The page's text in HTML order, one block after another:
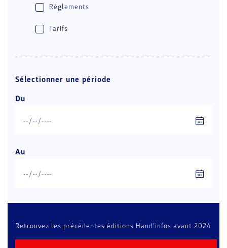
Règlements
Tarifs
Sélectionner une période
Du
Au
Retrouvez les précédentes éditions Hand’infos avant 2024